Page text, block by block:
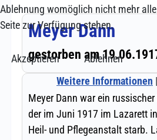
Ablehnung womöglich nicht mehr
Seite zur Verfügung stehen.
Akzeptieren
Ablehnen
Weitere Informationen |